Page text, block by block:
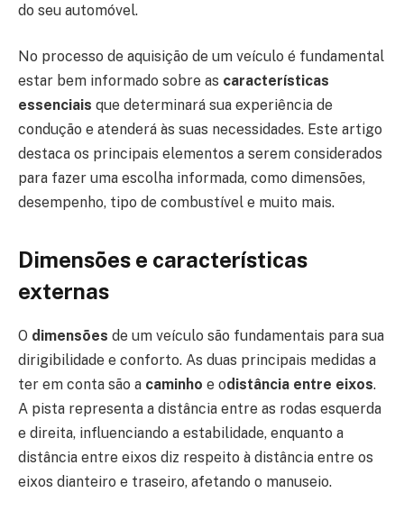
do seu automóvel.
No processo de aquisição de um veículo é fundamental
estar bem informado sobre as características
essenciais que determinará sua experiência de
condução e atenderá às suas necessidades. Este artigo
destaca os principais elementos a serem considerados
para fazer uma escolha informada, como dimensões,
desempenho, tipo de combustível e muito mais.
Dimensões e características
externas
O dimensões de um veículo são fundamentais para sua
dirigibilidade e conforto. As duas principais medidas a
ter em conta são a caminho e odistância entre eixos.
A pista representa a distância entre as rodas esquerda
e direita, influenciando a estabilidade, enquanto a
distância entre eixos diz respeito à distância entre os
eixos dianteiro e traseiro, afetando o manuseio.